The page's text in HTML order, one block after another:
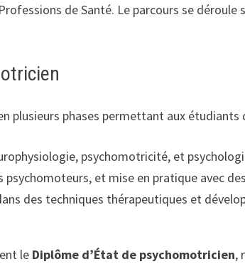
de Santé. Le parcours se
plusieurs phases permettant aux étudiants
psychomotricité, et
et mise en pratique avec
des techniques thérapeutiques et
le Diplôme d’État de psychomotricien,